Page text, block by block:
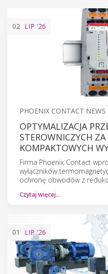
02 LIP '26
PHOENIX CONTACT NEWS
OPTYMALIZACJA
STEROWNICZYCH
KOMPAKTOWYCH
Firma Phoenix Contact
wyłączników
ochronę obwodów z
Czytaj więcej…
01 LIP'26